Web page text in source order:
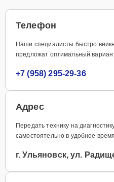
Телефон
Наши специалисты быстро
предложат оптимальный
+7 (958) 295-29-36
Адрес
Передать технику на
самостоятельно в удобное время
г. Ульяновск, ул.